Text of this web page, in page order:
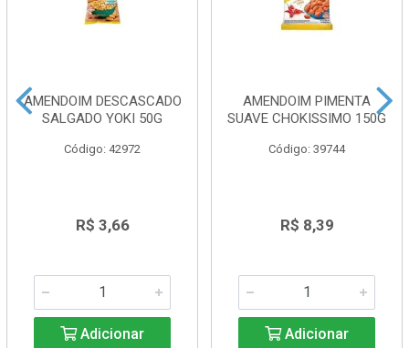
AMENDOIM DESCASCADO
SALGADO YOKI 50G
Código: 42972
R$ 3,66
Adicionar
AMENDOIM PIMENTA
SUAVE CHOKISSIMO 150G
Código: 39744
R$ 8,39
Adicionar